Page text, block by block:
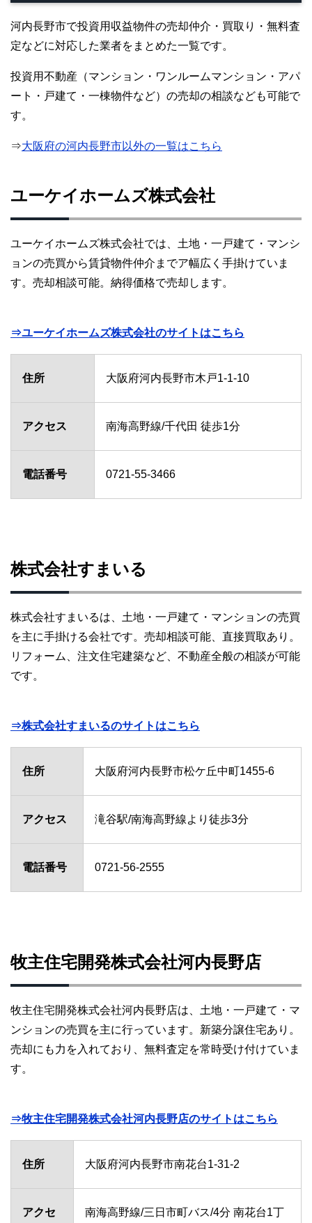
河内長野市で投資用収益物件の売却仲介・買取り・無料査
定などに対応した業者をまとめた一覧です。
投資用不動産（マンション・ワンルームマンション・アパ
ート・戸建て・一棟物件など）の売却の相談なども可能で
す。
⇒大阪府の河内長野市以外の一覧はこちら
ユーケイホームズ株式会社
ユーケイホームズ株式会社では、土地・一戸建て・マンシ
ョンの売買から賃貸物件仲介までア幅広く手掛けていま
す。売却相談可能。納得価格で売却します。
⇒ユーケイホームズ株式会社のサイトはこちら
住所 大阪府河内長野市木戸1-1-10
アクセス 南海高野線/千代田 徒歩1分
電話番号 0721-55-3466
株式会社すまいる
株式会社すまいるは、土地・一戸建て・マンションの売買
を主に手掛ける会社です。売却相談可能、直接買取あり。
リフォーム、注文住宅建築など、不動産全般の相談が可能
です。
⇒株式会社すまいるのサイトはこちら
住所 大阪府河内長野市松ケ丘中町1455-6
アクセス 滝谷駅/南海高野線より徒歩3分
電話番号 0721-56-2555
牧主住宅開発株式会社河内長野店
牧主住宅開発株式会社河内長野店は、土地・一戸建て・マ
ンションの売買を主に行っています。新築分譲住宅あり。
売却にも力を入れており、無料査定を常時受け付けていま
す。
⇒牧主住宅開発株式会社河内長野店のサイトはこちら
住所 大阪府河内長野市南花台1-31-2
アクセ 南海高野線/三日市町バス/4分 南花台1丁